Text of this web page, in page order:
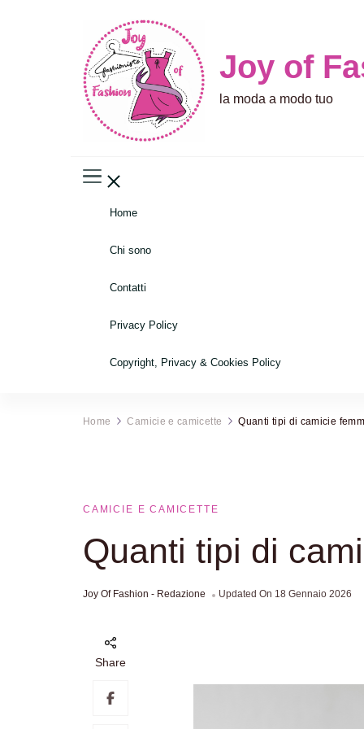
Joy of
la moda a modo tuo
Home
Chi sono
Contatti
Privacy Policy
Copyright, Privacy & Cookies Policy
Home Camicie e camicette Quanti tipi di camicie
CAMICIE E CAMICETTE
Quanti tipi di
Joy Of Fashion - Redazione Updated On 18 Gennaio 2026
Share